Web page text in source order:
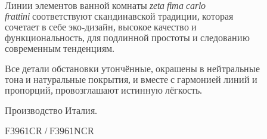
Линии элементов ванной комнаты zeta fima carlo
frattini соответствуют скандинавской традиции, которая
сочетает в себе эко-дизайн, высокое качество и
функциональность, для подлинной простоты и следованию
современным тенденциям.
Все детали обстановки утончённые, окрашены в нейтральные
тона и натуральные покрытия, и вместе с гармонией линий и
пропорций, провозглашают истинную лёгкость.
Производство Италия.
F3961CR / F3961NCR